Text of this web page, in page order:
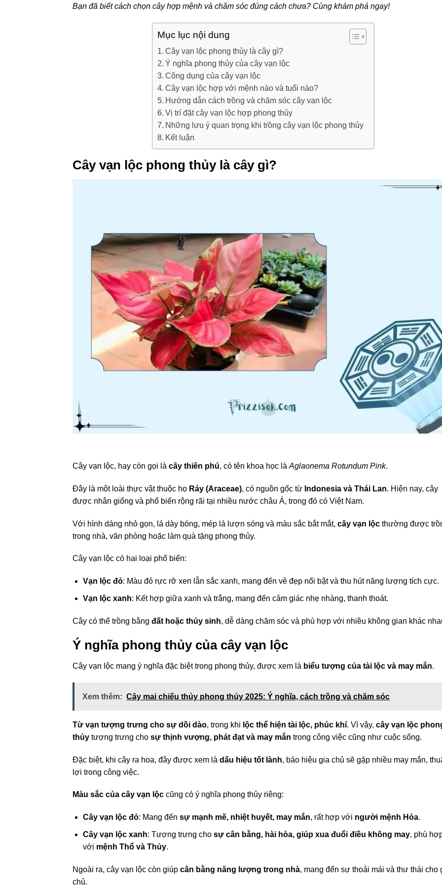
Bạn đã biết cách chọn cây hợp mệnh và chăm sóc đúng cách chưa? Cùng khám phá ngay!
Mục lục nội dung
Cây vạn lộc phong thủy là cây gì?
Ý nghĩa phong thủy của cây vạn lộc
Công dụng của cây vạn lộc
Cây vạn lộc hợp với mệnh nào và tuổi nào?
Hướng dẫn cách trồng và chăm sóc cây vạn lộc
Vị trí đặt cây vạn lộc hợp phong thủy
Những lưu ý quan trọng khi trồng cây vạn lộc phong thủy
Kết luận
Cây vạn lộc phong thủy là cây gì?
Cây vạn lộc, hay còn gọi là cây thiên phú, có tên khoa học là Aglaonema Rotundum Pink.
Đây là một loài thực vật thuộc họ Ráy (Araceae), có nguồn gốc từ Indonesia và Thái Lan. Hiện nay, cây
được nhân giống và phổ biến rộng rãi tại nhiều nước châu Á, trong đó có Việt Nam.
Với hình dáng nhỏ gọn, lá dày bóng, mép lá lượn sóng và màu sắc bắt mắt, cây vạn lộc thường được
trong nhà, văn phòng hoặc làm quà tặng phong thủy.
Cây vạn lộc có hai loại phổ biến:
Vạn lộc đỏ: Màu đỏ rực rỡ xen lẫn sắc xanh, mang đến vẻ đẹp nổi bật và thu hút năng lượng tích cực.
Vạn lộc xanh: Kết hợp giữa xanh và trắng, mang đến cảm giác nhẹ nhàng, thanh thoát.
Cây có thể trồng bằng đất hoặc thủy sinh, dễ dàng chăm sóc và phù hợp với nhiều không gian khác
Ý nghĩa phong thủy của cây vạn lộc
Cây vạn lộc mang ý nghĩa đặc biệt trong phong thủy, được xem là biểu tượng của tài lộc và may mắn.
Xem thêm: Cây mai chiếu thủy phong thủy 2025: Ý nghĩa, cách trồng và chăm sóc
Từ vạn tượng trưng cho sự dồi dào, trong khi lộc thể hiện tài lộc, phúc khí. Vì vậy, cây vạn lộc
thủy tượng trưng cho sự thịnh vượng, phát đạt và may mắn trong công việc cũng như cuộc sống.
Đặc biệt, khi cây ra hoa, đây được xem là dấu hiệu tốt lành, báo hiệu gia chủ sẽ gặp nhiều may mắn,
lợi trong công việc.
Màu sắc của cây vạn lộc cũng có ý nghĩa phong thủy riêng:
Cây vạn lộc đỏ: Mang đến sự mạnh mẽ, nhiệt huyết, may mắn, rất hợp với người mệnh Hỏa.
Cây vạn lộc xanh: Tượng trưng cho sự cân bằng, hài hòa, giúp xua đuổi điều không may, phù
với mệnh Thổ và Thủy.
Ngoài ra, cây vạn lộc còn giúp cân bằng năng lượng trong nhà, mang đến sự thoải mái và thư thái cho
chủ.